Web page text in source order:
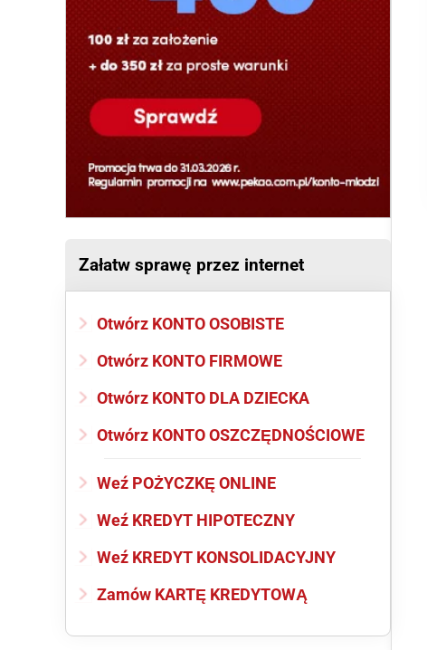
Załatw sprawę przez internet
Otwórz KONTO OSOBISTE
Otwórz KONTO FIRMOWE
Otwórz KONTO DLA DZIECKA
Otwórz KONTO OSZCZĘDNOŚCIOWE
Weź POŻYCZKĘ ONLINE
Weź KREDYT HIPOTECZNY
Weź KREDYT KONSOLIDACYJNY
Zamów KARTĘ KREDYTOWĄ